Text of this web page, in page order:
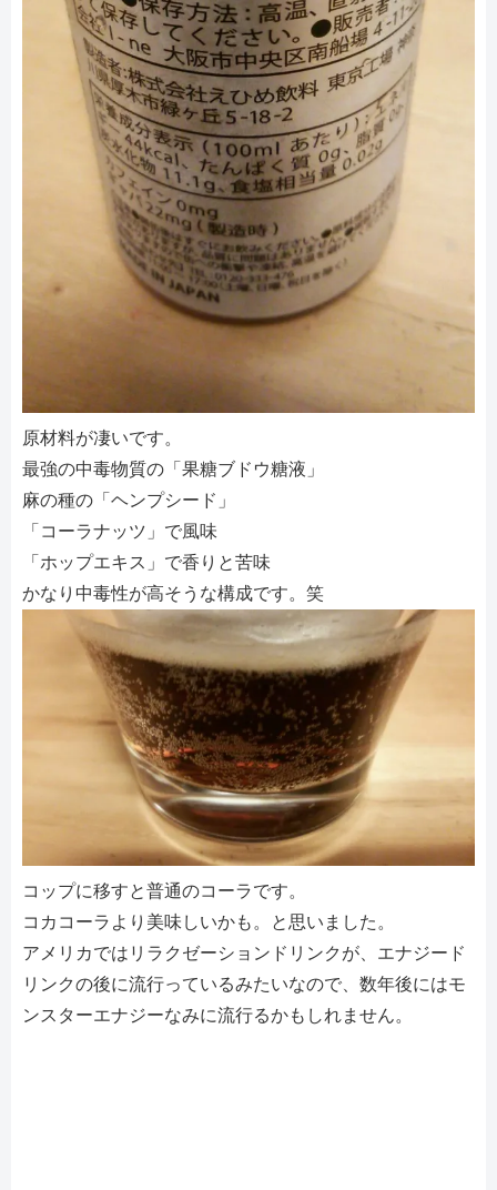
原材料が凄いです。
最強の中毒物質の「果糖ブドウ糖液」
麻の種の「ヘンプシード」
「コーラナッツ」で風味
「ホップエキス」で香りと苦味
かなり中毒性が高そうな構成です。笑
コップに移すと普通のコーラです。
コカコーラより美味しいかも。と思いました。
アメリカではリラクゼーションドリンクが、エナジード
リンクの後に流行っているみたいなので、数年後にはモ
ンスターエナジーなみに流行るかもしれません。